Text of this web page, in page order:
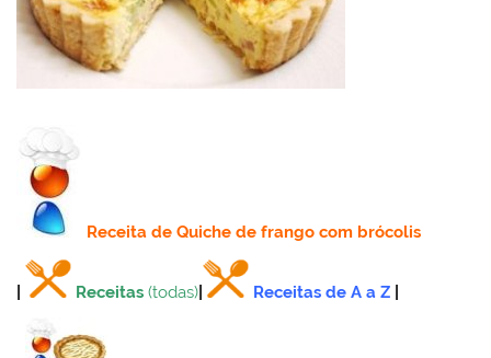
Receitade Quiche de frango com brócolis
Receitas (todas) Receitas de A a Z